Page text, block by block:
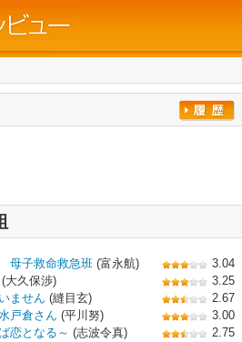
母子救命救急班 (富永航)
3.04
(大久保渉)
3.25
ません (縫目玄)
2.67
戸倉さん (平川努)
3.00
恋となる～ (志波令真)
2.75